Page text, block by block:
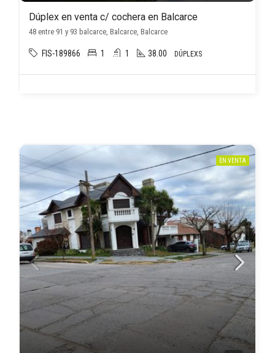
Dúplex en venta c/ cochera en Balcarce
48 entre 91 y 93 balcarce, Balcarce, Balcarce
FIS-189866 1 1 38.00 DÚPLEXS
EN VENTA